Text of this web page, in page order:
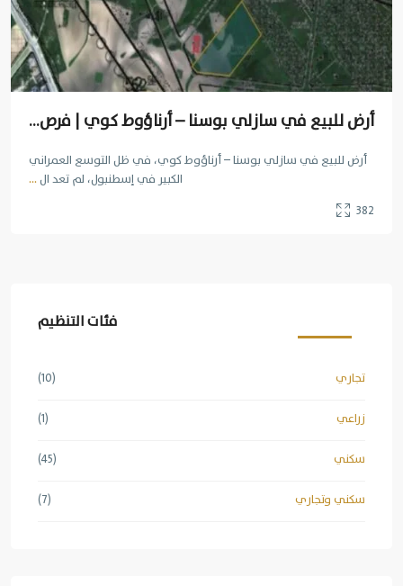
أرض للبيع في سازلي بوسنا – أرناؤوط كوي | فرص...
أرض للبيع في سازلي بوسنا – أرناؤوط كوي، في ظل التوسع العمراني
الكبير في إسطنبول، لم تعد ال...
382
فئات التنظيم
تجاري (10)
زراعي (1)
سكني (45)
سكني وتجاري (7)